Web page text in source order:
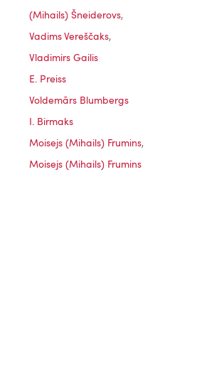
(Mihails) Šneiderovs,
Vadims Vereščaks,
Vladimirs Gailis
E. Preiss
Voldemārs Blumbergs
I. Birmaks
Moisejs (Mihails) Frumins,
Moisejs (Mihails) Frumins